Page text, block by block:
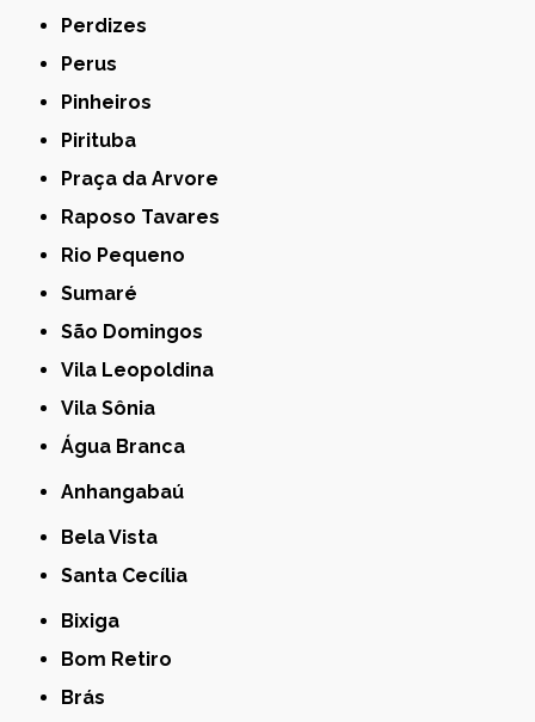
Perdizes
Perus
Pinheiros
Pirituba
Praça da Arvore
Raposo Tavares
Rio Pequeno
Sumaré
São Domingos
Vila Leopoldina
Vila Sônia
Água Branca
Anhangabaú
Bela Vista
Santa Cecília
Bixiga
Bom Retiro
Brás